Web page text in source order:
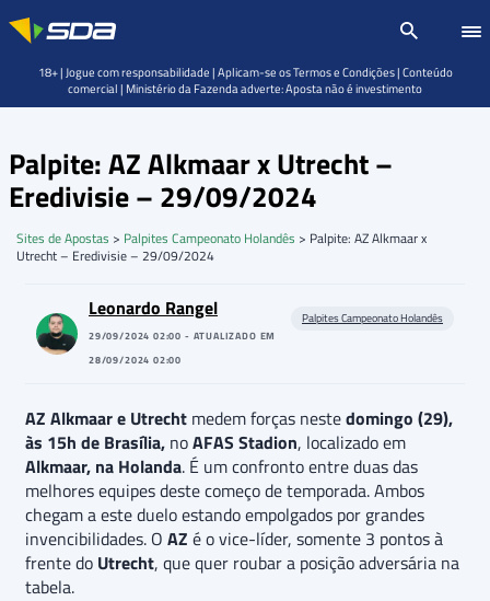
Palpite: AZ Alkmaar x Utrecht –
Eredivisie – 29/09/2024
Sites de Apostas > Palpites Campeonato Holandês > Palpite: AZ Alkmaar x
Utrecht – Eredivisie – 29/09/2024
Leonardo Rangel
29/09/2024 02:00 - ATUALIZADO EM
28/09/2024 02:00
Palpites Campeonato Holandês
AZ Alkmaar e Utrecht medem forças nestedomingo (29),
às 15h de Brasília, noAFAS Stadion, localizado em
Alkmaar, na Holanda. É um confronto entre duas das
melhores equipes deste começo de temporada. Ambos
chegam a este duelo estando empolgados por grandes
invencibilidades. O AZ é o vice-líder, somente 3 pontos à
frente do Utrecht, que quer roubar a posição adversária na
tabela.
18+ | Jogue com responsabilidade | Aplicam-se os Termos e Condições | Conteúdo
comercial | Ministério da Fazenda adverte: Aposta não é investimento